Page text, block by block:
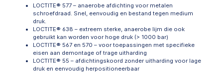
LOCTITE® 577 – anaerobe afdichting voor metalen
schroefdraad. Snel, eenvoudig en bestand tegen medium
druk.
LOCTITE® 638 – extreem sterke, anaerobe lijm die ook
gebruikt kan worden voor hoge druk (> 1000 bar)
LOCTITE® 567 en 570 – voor toepassingen met specifieke
eisen aan demontage of trage uitharding
LOCTITE® 55 – afdichtingskoord zonder uitharding voor lage
druk en eenvoudig herpositioneerbaar